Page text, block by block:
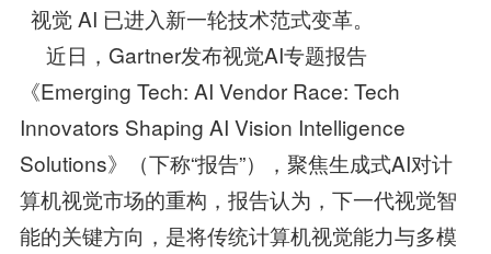
视觉 AI 已进入新一轮技术范式变革。
近日，Gartner发布视觉AI专题报告
《Emerging Tech: AI Vendor Race: Tech
Innovators Shaping AI Vision Intelligence
Solutions》（下称“报告”），聚焦生成式AI对计
算机视觉市场的重构，报告认为，下一代视觉智
能的关键方向，是将传统计算机视觉能力与多模